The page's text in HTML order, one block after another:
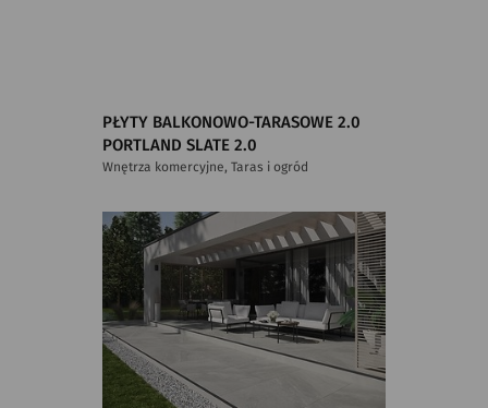
PŁYTY BALKONOWO-TARASOWE 2.0
PORTLAND SLATE 2.0
Wnętrza komercyjne, Taras i ogród